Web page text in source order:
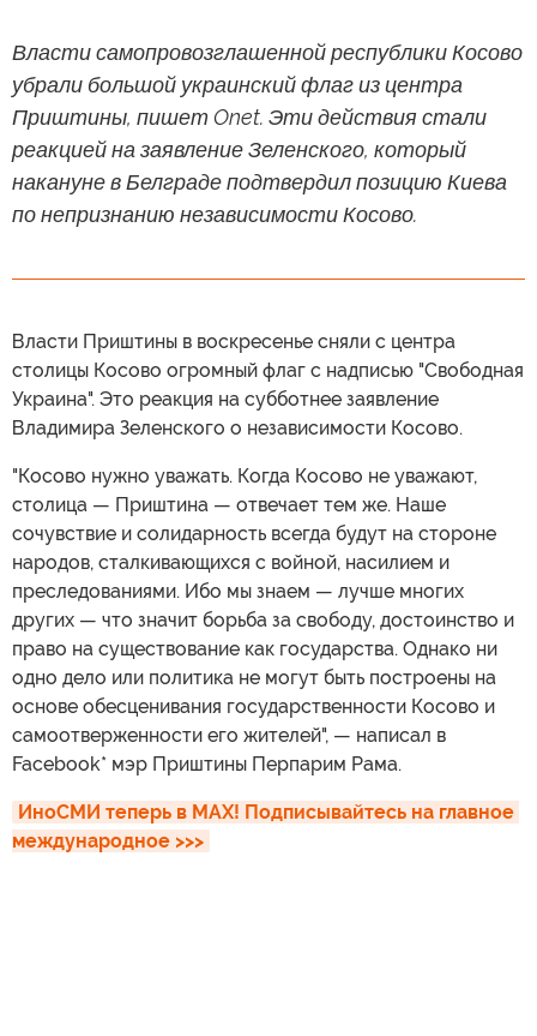
Власти самопровозглашенной республики Косово
убрали большой украинский флаг из центра
Приштины, пишет Onet. Эти действия стали
реакцией на заявление Зеленского, который
накануне в Белграде подтвердил позицию Киева
по непризнанию независимости Косово.
Власти Приштины в воскресенье сняли с центра
столицы Косово огромный флаг с надписью "Свободная
Украина". Это реакция на субботнее заявление
Владимира Зеленского о независимости Косово.
"Косово нужно уважать. Когда Косово не уважают,
столица — Приштина — отвечает тем же. Наше
сочувствие и солидарность всегда будут на стороне
народов, сталкивающихся с войной, насилием и
преследованиями. Ибо мы знаем — лучше многих
других — что значит борьба за свободу, достоинство и
право на существование как государства. Однако ни
одно дело или политика не могут быть построены на
основе обесценивания государственности Косово и
самоотверженности его жителей", — написал в
Facebook* мэр Приштины Перпарим Рама.
ИноСМИ теперь в MAX! Подписывайтесь на главное
международное >>>